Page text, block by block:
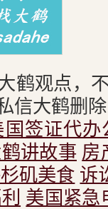
鹤观点，
信大鹤删除
国签证代办
讲故事 房
矶美食 诉
美国紧急